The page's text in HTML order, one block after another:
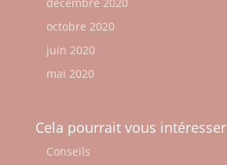
octobre 2020
juin 2020
mai 2020
Cela pourrait vous intéresser
Conseils